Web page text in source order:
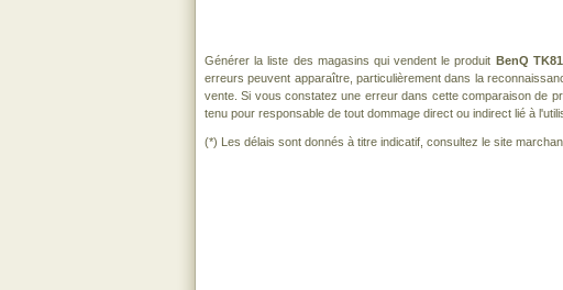
Générer la liste des magasins qui vendent le produit BenQ
erreurs peuvent apparaître, particulièrement dans la
vente. Si vous constatez une erreur dans cette comparaison de
tenu pour responsable de tout dommage direct ou indirect lié à
(*) Les délais sont donnés à titre indicatif, consultez le site